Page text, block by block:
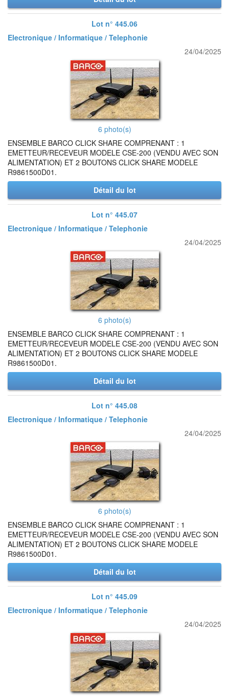
Lot n° 445.06
Electronique / Informatique / Telephonie
24/04/2025
6 photo(s)
ENSEMBLE BARCO CLICK SHARE COMPRENANT : 1
EMETTEUR/RECEVEUR MODELE CSE-200 (VENDU AVEC SON
ALIMENTATION) ET 2 BOUTONS CLICK SHARE MODELE
R9861500D01.
Détail du lot
Lot n° 445.07
Electronique / Informatique / Telephonie
24/04/2025
6 photo(s)
ENSEMBLE BARCO CLICK SHARE COMPRENANT : 1
EMETTEUR/RECEVEUR MODELE CSE-200 (VENDU AVEC SON
ALIMENTATION) ET 2 BOUTONS CLICK SHARE MODELE
R9861500D01.
Détail du lot
Lot n° 445.08
Electronique / Informatique / Telephonie
24/04/2025
6 photo(s)
ENSEMBLE BARCO CLICK SHARE COMPRENANT : 1
EMETTEUR/RECEVEUR MODELE CSE-200 (VENDU AVEC SON
ALIMENTATION) ET 2 BOUTONS CLICK SHARE MODELE
R9861500D01.
Détail du lot
Lot n° 445.09
Electronique / Informatique / Telephonie
24/04/2025